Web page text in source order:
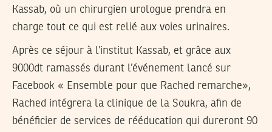
Kassab, où un chirurgien urologue prendra en
charge tout ce qui est relié aux voies urinaires.
Après ce séjour à l’institut Kassab, et grâce aux
9000dt ramassés durant l’événement lancé sur
Facebook « Ensemble pour que Rached remarche»,
Rached intégrera la clinique de la Soukra, afin de
bénéficier de services de rééducation qui dureront 90